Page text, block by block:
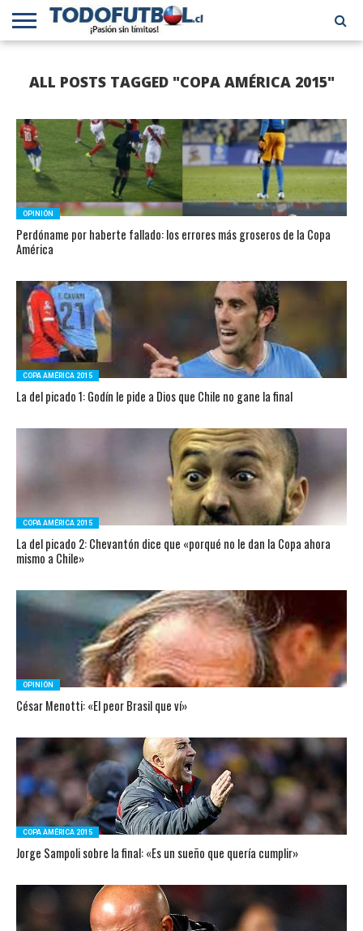
B
CHILENA
EN EL
MUNDO
INTERNACIONAL
ALL POSTS TAGGED "COPA AMÉRICA 2015"
OPINIÓN
Perdóname por haberte fallado: los errores más groseros de la Copa
América
COPA AMÉRICA 2015
La del picado 1: Godín le pide a Dios que Chile no gane la final
COPA AMÉRICA 2015
La del picado 2: Chevantón dice que «porqué no le dan la Copa ahora
mismo a Chile»
OPINIÓN
César Menotti: «El peor Brasil que ví»
COPA AMÉRICA 2015
Jorge Sampoli sobre la final: «Es un sueño que quería cumplir»